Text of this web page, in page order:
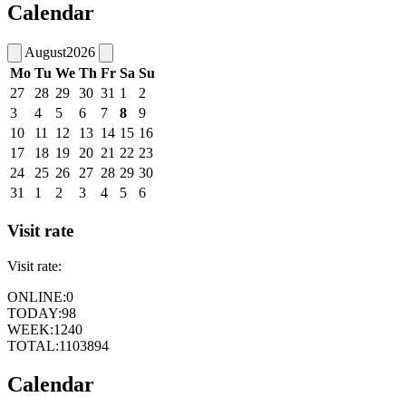
Calendar
August2026
Mo Tu We Th Fr Sa Su
27
28 29 30 31 1
2
3
4 5 6 7 8
9
10
11 12 13 14 15 16
17
18 19 20 21 22 23
24
25 26 27 28 29 30
31
1 2 3 4 5 6
Visit rate
Visit rate:
ONLINE:0
TODAY:98
WEEK:1240
TOTAL:1103894
Calendar